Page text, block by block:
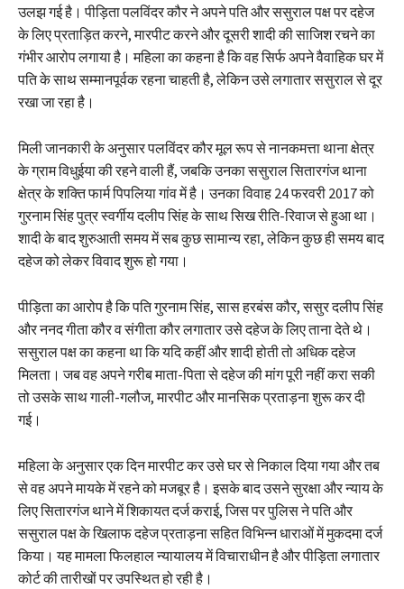
उलझ गई है। पीड़िता पलविंदर कौर ने अपने पति और ससुराल पक्ष पर दहेज
के लिए प्रताड़ित करने, मारपीट करने और दूसरी शादी की साजिश रचने का
गंभीर आरोप लगाया है। महिला का कहना है कि वह सिर्फ अपने वैवाहिक घर में
पति के साथ सम्मानपूर्वक रहना चाहती है, लेकिन उसे लगातार ससुराल से दूर
रखा जा रहा है।
मिली जानकारी के अनुसार पलविंदर कौर मूल रूप से नानकमत्ता थाना क्षेत्र
के ग्राम विधुईया की रहने वाली हैं, जबकि उनका ससुराल सितारगंज थाना
क्षेत्र के शक्ति फार्म पिपलिया गांव में है। उनका विवाह 24 फरवरी 2017 को
गुरनाम सिंह पुत्र स्वर्गीय दलीप सिंह के साथ सिख रीति-रिवाज से हुआ था।
शादी के बाद शुरुआती समय में सब कुछ सामान्य रहा, लेकिन कुछ ही समय बाद
दहेज को लेकर विवाद शुरू हो गया।
पीड़िता का आरोप है कि पति गुरनाम सिंह, सास हरबंस कौर, ससुर दलीप सिंह
और ननद गीता कौर व संगीता कौर लगातार उसे दहेज के लिए ताना देते थे।
ससुराल पक्ष का कहना था कि यदि कहीं और शादी होती तो अधिक दहेज
मिलता। जब वह अपने गरीब माता-पिता से दहेज की मांग पूरी नहीं करा सकी
तो उसके साथ गाली-गलौज, मारपीट और मानसिक प्रताड़ना शुरू कर दी
गई।
महिला के अनुसार एक दिन मारपीट कर उसे घर से निकाल दिया गया और तब
से वह अपने मायके में रहने को मजबूर है। इसके बाद उसने सुरक्षा और न्याय के
लिए सितारगंज थाने में शिकायत दर्ज कराई, जिस पर पुलिस ने पति और
ससुराल पक्ष के खिलाफ दहेज प्रताड़ना सहित विभिन्न धाराओं में मुकदमा दर्ज
किया। यह मामला फिलहाल न्यायालय में विचाराधीन है और पीड़िता लगातार
कोर्ट की तारीखों पर उपस्थित हो रही है।